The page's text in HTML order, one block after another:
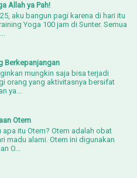
Allah ya Pah!
aku bangun pagi karena di hari itu
Yoga 100 jam di Sunter. Semua
Berkepanjangan
mungkin saja bisa terjadi
orang yang aktivitasnya bersifat
ya...
Otem
apa itu Otem? Otem adalah obat
madu alami. Otem ini digunakan
O...